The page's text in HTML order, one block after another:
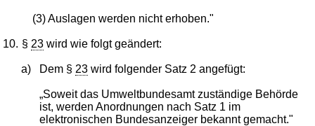
(3) Auslagen werden nicht erhoben."
10. § 23 wird wie folgt geändert:
a) Dem § 23wird folgender Satz 2 angefügt:
„Soweit das Umweltbundesamt zuständige Behörde
ist, werden Anordnungen nach Satz 1 im
elektronischen Bundesanzeiger bekannt gemacht."